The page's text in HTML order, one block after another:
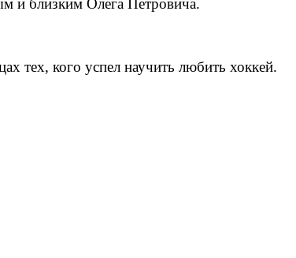
тех, кого успел научить любить хоккей.